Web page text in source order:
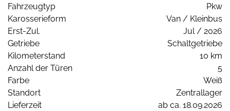
Fahrzeugtyp
Pkw
Karosserieform
Van / Kleinbus
Erst-Zul.
Jul / 2026
Getriebe
Schaltgetriebe
Kilometerstand
10 km
Anzahl der Türen
5
Farbe
Weiß
Standort
Zentrallager
Lieferzeit
ab ca. 18.09.2026